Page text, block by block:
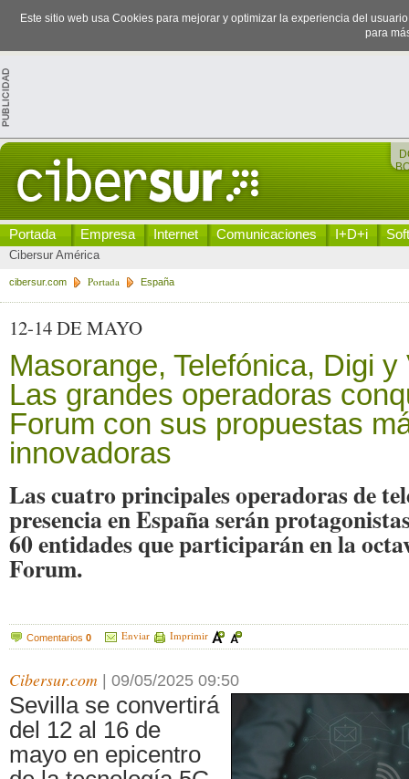
Este sitio web usa Cookies para mejorar y optimizar la experiencia del
para
Portada Empresa Internet Comunicaciones I+D+i
Cibersur América
cibersur.com Portada España
12-14 DE MAYO
Masorange, Telefónica, Digi y
Las grandes operadoras
Forum con sus propuestas
innovadoras
Las cuatro principales operadoras de
presencia en España serán
60 entidades que participarán en la
Forum.
Comentarios 0 Enviar Imprimir
Cibersur.com 09/05/2025 09:50
Sevilla se convertirá
del 12 al 16 de
mayo en epicentro